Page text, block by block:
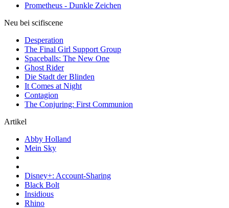
Prometheus - Dunkle Zeichen
Neu bei scifiscene
Desperation
The Final Girl Support Group
Spaceballs: The New One
Ghost Rider
Die Stadt der Blinden
It Comes at Night
Contagion
The Conjuring: First Communion
Artikel
Abby Holland
Mein Sky
Disney+: Account-Sharing
Black Bolt
Insidious
Rhino